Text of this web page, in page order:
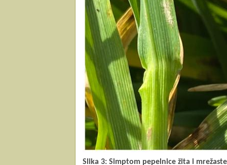
Slika 3: Simptom pepelnice žita i